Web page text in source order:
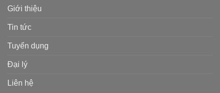
Giới thiệu
Tin tức
Tuyển dụng
Đại lý
Liên hệ